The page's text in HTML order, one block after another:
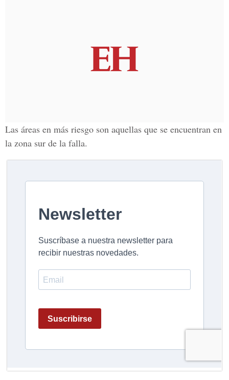
Las áreas en más riesgo son aquellas que se encuentran en
la zona sur de la falla.